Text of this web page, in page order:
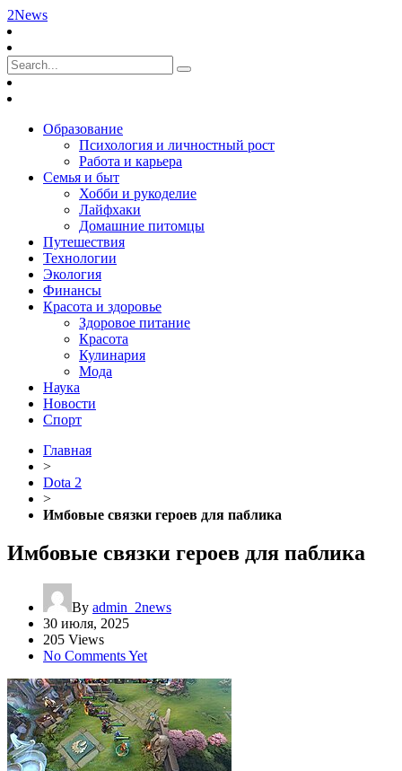
2News
Образование
Психология и личностный рост
Работа и карьера
Семья и быт
Хобби и рукоделие
Лайфхаки
Домашние питомцы
Путешествия
Технологии
Экология
Финансы
Красота и здоровье
Здоровое питание
Красота
Кулинария
Мода
Наука
Новости
Спорт
Главная
>
Dota 2
>
Имбовые связки героев для паблика
Имбовые связки героев для паблика
By admin_2news
30 июля, 2025
205 Views
No Comments Yet